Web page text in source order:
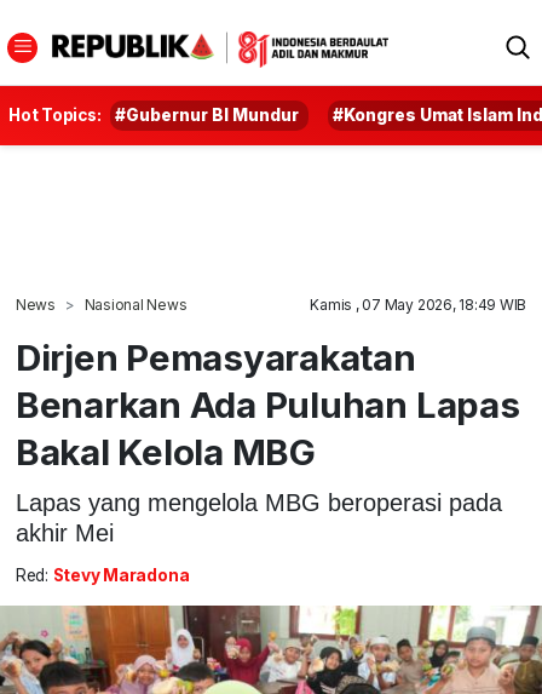
Hot Topics: #Gubernur BI Mundur #Kongres Umat Islam
News Nasional News Kamis , 07 May 2026, 18:49 WIB
Dirjen Pemasyarakatan
Benarkan Ada Puluhan Lapas
Bakal Kelola MBG
Lapas yang mengelola MBG beroperasi pada
akhir Mei
Red: Stevy Maradona